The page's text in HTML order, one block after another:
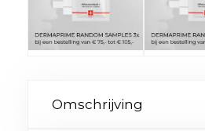
Omschrijving